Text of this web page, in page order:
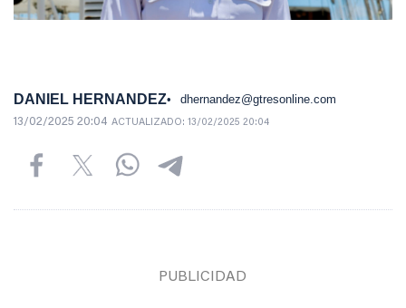
DANIEL HERNANDEZ dhernandez@gtresonline.com
13/02/2025 20:04 ACTUALIZADO: 13/02/2025 20:04